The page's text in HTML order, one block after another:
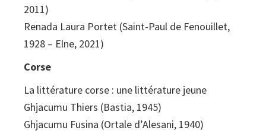
2011)
Renada Laura Portet (Saint-Paul de Fenouillet,
1928 – Elne, 2021)
Corse
La littérature corse : une littérature jeune
Ghjacumu Thiers (Bastia, 1945)
Ghjacumu Fusina (Ortale d’Alesani, 1940)